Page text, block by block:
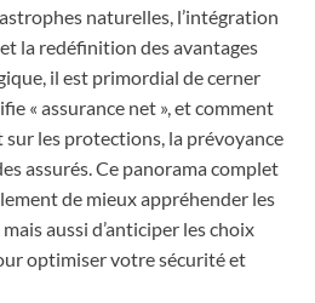
naturelles, l’intégration
la redéfinition des avantages
il est primordial de cerner
« assurance net », et comment
les protections, la prévoyance
assurés. Ce panorama complet
de mieux appréhender les
aussi d’anticiper les choix
optimiser votre sécurité et